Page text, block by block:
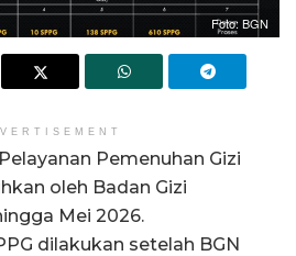
Foto: BGN
Pemenuhan Gizi
oleh Badan Gizi
Mei 2026.
dilakukan setelah BGN